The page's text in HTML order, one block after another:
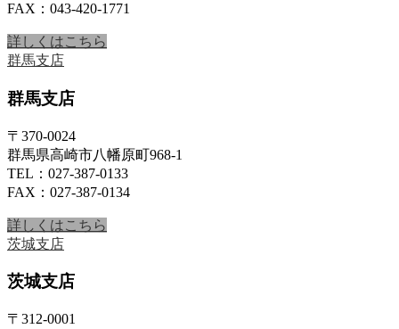
FAX：043-420-1771
詳しくはこちら
群馬支店
群馬支店
〒370-0024
群馬県高崎市八幡原町968-1
TEL：027-387-0133
FAX：027-387-0134
詳しくはこちら
茨城支店
茨城支店
〒312-0001